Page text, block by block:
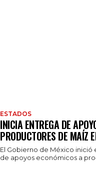
ESTADOS
INICIA ENTREGA DE
PRODUCTORES DE MAÍZ
El Gobierno de México inició
de apoyos económicos a